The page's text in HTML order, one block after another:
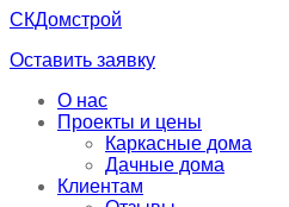
СКДомстрой
Оставить заявку
О нас
Проекты и цены
Каркасные дома
Дачные дома
Клиентам